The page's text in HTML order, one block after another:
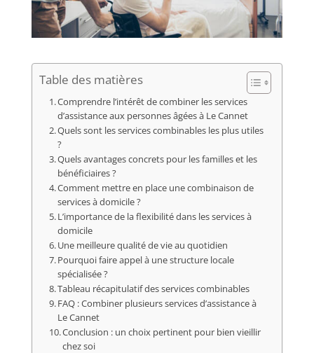
Table des matières
Comprendre l’intérêt de combiner les services
d’assistance aux personnes âgées à Le Cannet
Quels sont les services combinables les plus utiles
?
Quels avantages concrets pour les familles et les
bénéficiaires ?
Comment mettre en place une combinaison de
services à domicile ?
L’importance de la flexibilité dans les services à
domicile
Une meilleure qualité de vie au quotidien
Pourquoi faire appel à une structure locale
spécialisée ?
Tableau récapitulatif des services combinables
FAQ : Combiner plusieurs services d’assistance à
Le Cannet
Conclusion : un choix pertinent pour bien vieillir
chez soi